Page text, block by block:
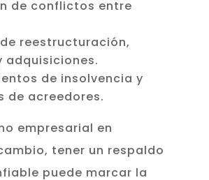
de conflictos entre
reestructuración,
adquisiciones.
de insolvencia y
de acreedores.
empresarial en
tener un respaldo
puede marcar la